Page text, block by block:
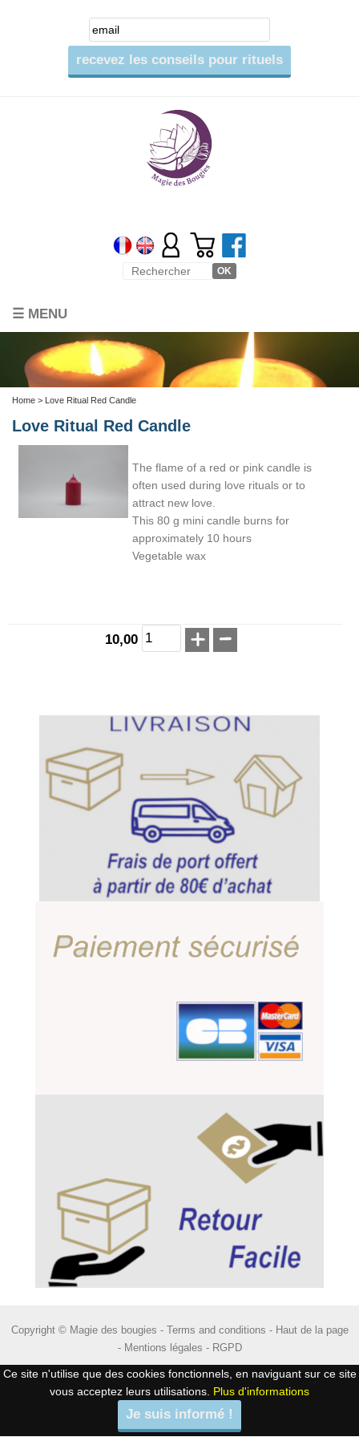
☰ MENU
Home > Love Ritual Red Candle
Love Ritual Red Candle
The flame of a red or pink candle is
often used during love rituals or to
attract new love.
This 80 g mini candle burns for
approximately 10 hours
Vegetable wax
10,00
Copyright © Magie des bougies - Terms and conditions - Haut de la page
- Mentions légales - RGPD
Ce site n'utilise que des cookies fonctionnels, en naviguant sur ce site
vous acceptez leurs utilisations. Plus d'informations